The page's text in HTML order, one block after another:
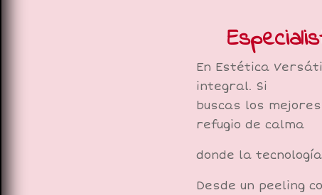
En Estética
integral. Si
buscas los
refugio de calma
donde la
Desde un peeling